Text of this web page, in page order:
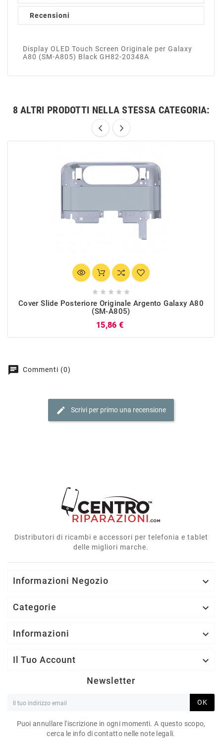
Recensioni
Display OLED Touch Screen Originale per Galaxy
A80 (SM-A805) Black GH82-20348A
8 ALTRI PRODOTTI NELLA STESSA CATEGORIA:
    
Cover Slide Posteriore Originale Argento Galaxy A80
(SM-A805)
15,86 €
chat Commenti (0)
edit Scrivi per primo una recensione
Distributori di ricambi e accessori per telefonia e tablet
delle migliori marche.
Informazioni Negozio 
Categorie 
Informazioni 
Il Tuo Account 
Newsletter
OK
Puoi annullare l'iscrizione in ogni momenti. A questo scopo,
cerca le info di contatto nelle note legali.